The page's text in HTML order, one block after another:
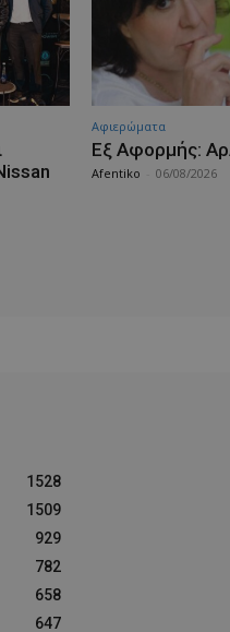
Aφιερώματα
Εξ Αφορμής:
Afentiko 06/08/2026
1528
1509
929
782
658
647